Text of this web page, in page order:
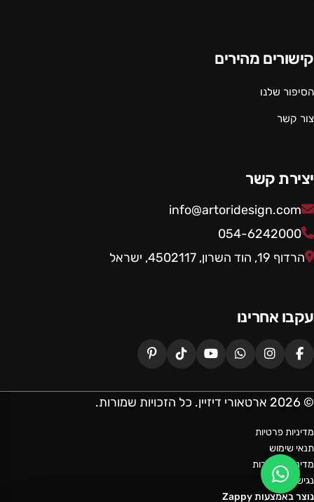
קישורים מהירים
הסיפור שלנו
צור קשר
יצירת קשר
info@artoridesign.com
054-6242000
הרדוף 19, הוד השרון, 4502117, ישראל
עקבו אחרינו
© 2026 ארטאורי דיזיין. כל הזכויות שמורות.
מדיניות פרטיות
תנאי שימוש
מדיניות החזרות
נגישות
נוצר באמצעות Zappy